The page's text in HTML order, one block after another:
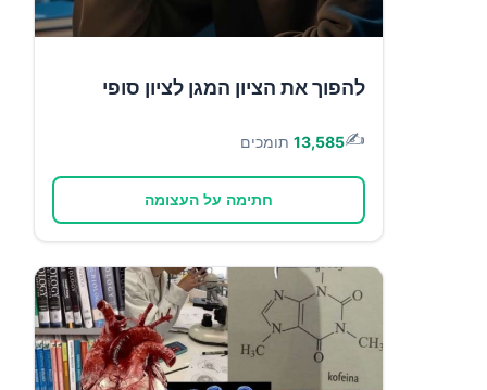
להפוך את הציון המגן לציון סופי
✍️
13,585 תומכים
חתימה על העצומה